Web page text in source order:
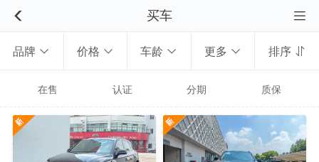
 买车 
品牌  价格  车龄  更多  排序 
在售 认证 分期 质保